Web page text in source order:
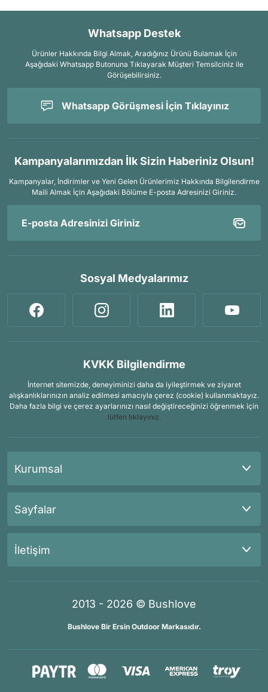
Whatsapp Destek
Ürünler Hakkında Bilgi Almak, Aradığınız Ürünü Bulamak İçin
Aşağıdaki Whatsapp Butonuna Tıklayarak Müşteri Temsilciniz ile
Görüşebilirsiniz.
Whatsapp Görüşmesi İçin Tıklayınız
Kampanyalarımızdan İlk Sizin Haberiniz Olsun!
Kampanyalar, İndirimler ve Yeni Gelen Ürünlerimiz Hakkında Bilgilendirme
Maili Almak İçin Aşağıdaki Bölüme E-posta Adresinizi Giriniz.
Sosyal Medyalarımız
KVKK Bilgilendirme
İnternet sitemizde, deneyiminizi daha da iyileştirmek ve ziyaret
alışkanlıklarınızın analiz edilmesi amacıyla çerez (cookie) kullanmaktayız.
Daha fazla bilgi ve çerez ayarlarınızı nasıl değiştireceğinizi öğrenmek için
lütfen tıklayınız.
Kurumsal
Sayfalar
İletişim
2013 - 2026 © Bushlove
Bushlove Bir Ersin Outdoor Markasıdır.